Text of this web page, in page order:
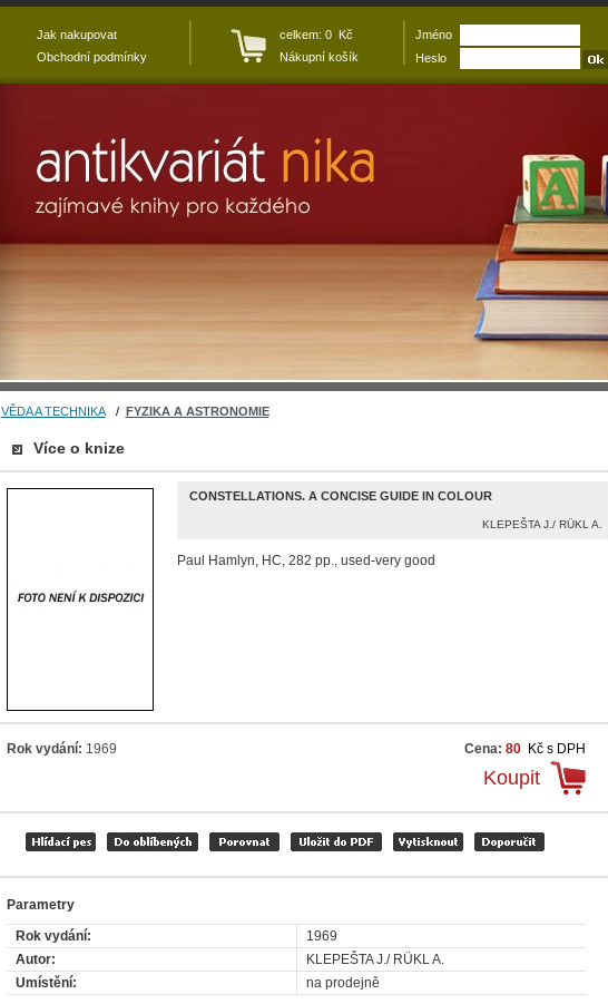
VĚDA A TECHNIKA/ FYZIKA A ASTRONOMIE
Více o knize
CONSTELLATIONS. A CONCISE GUIDE IN COLOUR
KLEPEŠTA J./ RÜKL A.
Paul Hamlyn, HC, 282 pp., used-very good
Rok vydání: 1969 Cena: 80 Kč s DPH
Koupit
Parametry
Rok vydání:
1969
Autor:
KLEPEŠTA J./ RÜKL A.
Umístění:
na prodejně
Jak nakupovat
Obchodní podmínky
celkem: 0 Kč
Nákupní košík
Jméno
Heslo